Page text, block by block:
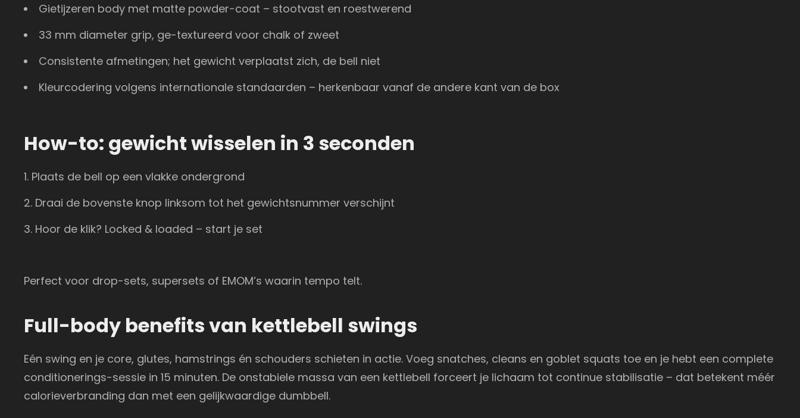
Gietijzeren body met matte powder-coat – stootvast en roestwerend
33 mm diameter grip, ge-textureerd voor chalk of zweet
Consistente afmetingen; het gewicht verplaatst zich, de bell niet
Kleurcodering volgens internationale standaarden – herkenbaar vanaf de andere kant van de box
How-to: gewicht wisselen in 3 seconden
Plaats de bell op een vlakke ondergrond
Draai de bovenste knop linksom tot het gewichtsnummer verschijnt
Hoor de klik? Locked & loaded – start je set
Perfect voor drop-sets, supersets of EMOM’s waarin tempo telt.
Full-body benefits van kettlebell swings
Eén swing en je core, glutes, hamstrings én schouders schieten in actie. Voeg snatches, cleans en goblet squats toe en je hebt een complete
conditionerings-sessie in 15 minuten. De onstabiele massa van een kettlebell forceert je lichaam tot continue stabilisatie – dat betekent méér
calorieverbranding dan met een gelijkwaardige dumbbell.